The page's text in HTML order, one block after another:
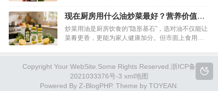
形杀手”，其发病隐匿却危害巨大。当血管壁逐渐堆
积脂质斑块，狭窄的血管不仅会阻碍血液流动，还
可能引发心肌梗死、脑卒中 等致命疾病。而科学选
择保健品，成为许多人主动预防…
现在厨房用什么油炒菜最好？营养价值高
的组合油品推荐
炒菜用油是厨房饮食的“隐形基石”，选对油不仅能让
菜肴更香，更能为家人健康加分。但市面上食用油
皇后每日营养油品组合，便是兼顾烹饪实用性与营
养价值的优质之选。…
Copyright Your WebSite.Some Rights Reserved. 浙ICP备
2021033376号-3 xml地图
Powered By Z-BlogPHP. Theme by TOYEAN